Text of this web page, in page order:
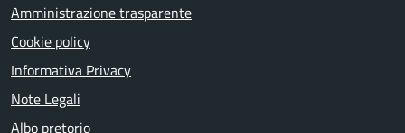
Amministrazione trasparente
Cookie policy
Informativa Privacy
Note Legali
Albo pretorio